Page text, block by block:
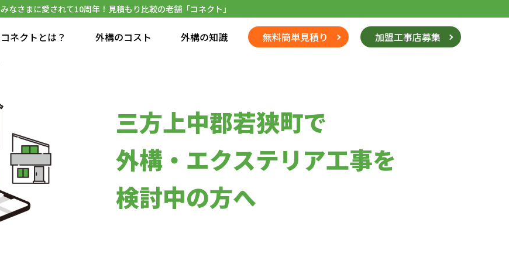
みなさまに愛されて10周年！見積もり比較の老舗「コネクト」
コネクトとは？ 外構のコスト 外構の知識 無料簡単見積り 加盟工事店募集
三方上中郡若狭町で
外構・エクステリア工事を
検討中の方へ